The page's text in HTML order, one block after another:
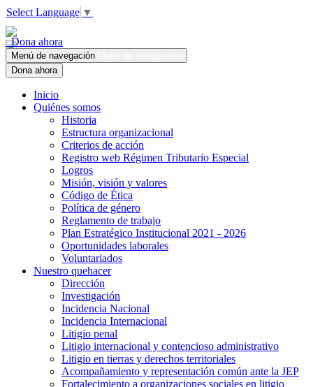
Select Language ▼
Dona ahora
Menú de navegación
Dona ahora
Inicio
Quiénes somos
Historia
Estructura organizacional
Criterios de acción
Registro web Régimen Tributario Especial
Logros
Misión, visión y valores
Código de Ética
Política de género
Reglamento de trabajo
Plan Estratégico Institucional 2021 - 2026
Oportunidades laborales
Voluntariados
Nuestro quehacer
Dirección
Investigación
Incidencia Nacional
Incidencia Internacional
Litigio penal
Litigio internacional y contencioso administrativo
Litigio en tierras y derechos territoriales
Acompañamiento y representación común ante la JEP
Fortalecimiento a organizaciones sociales en litigio